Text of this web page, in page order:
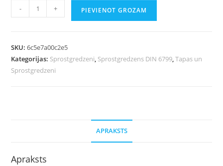
- + PIEVIENOT GROZAM
SKU:6c5e7a00c2e5
Kategorijas: Sprostgredzeni, Sprostgredzens DIN 6799,Tapas un
Sprostgredzeni
APRAKSTS
Apraksts